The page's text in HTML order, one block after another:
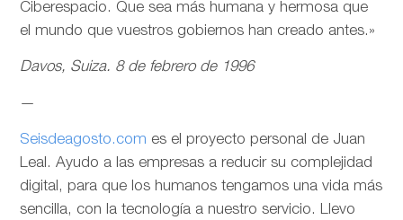
Ciberespacio. Que sea más humana y hermosa que
el mundo que vuestros gobiernos han creado antes.»
Davos, Suiza. 8 de febrero de 1996
—
Seisdeagosto.com es el proyecto personal de Juan
Leal. Ayudo a las empresas a reducir su complejidad
digital, para que los humanos tengamos una vida más
sencilla, con la tecnología a nuestro servicio. Llevo